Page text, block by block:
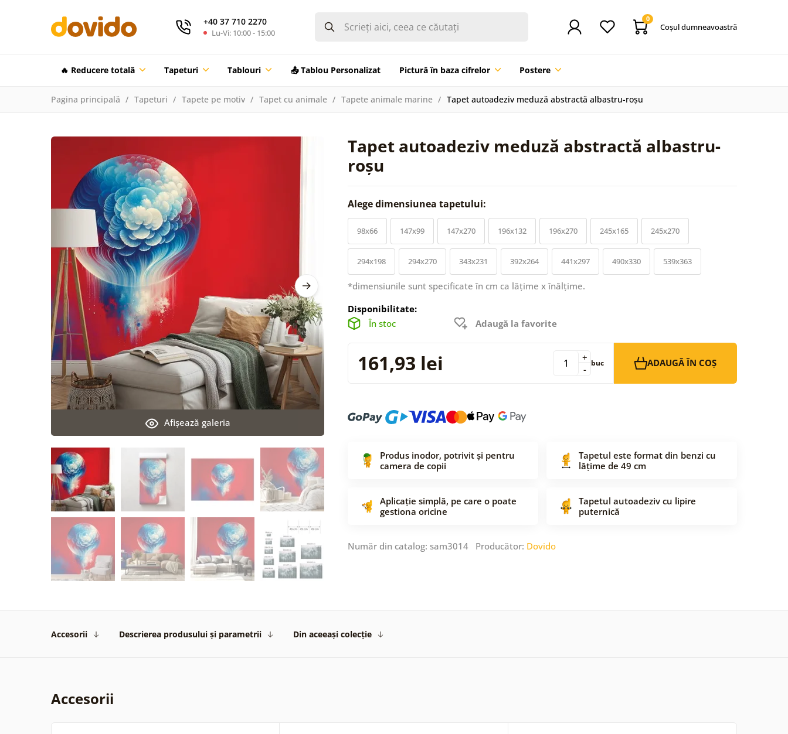
+40 37 710 2270
Lu-Vi: 10:00 - 15:00
0
Coşul dumneavoastră
🔥 Reducere totalã Tapeturi Tablouri 📤 Tablou Personalizat Pictură în baza cifrelor Postere
Pagina principală Tapeturi Tapete pe motiv Tapet cu animale Tapete animale marine Tapet autoadeziv meduză abstractă albastru-roșu
Tapet autoadeziv meduză abstractă albastru-
roșu
Afişează galeria
Alege dimensiunea tapetului:
98x66 147x99 147x270 196x132 196x270 245x165 245x270
294x198 294x270 343x231 392x264 441x297 490x330 539x363
*dimensiunile sunt specificate în cm ca lățime x înălțime.
Disponibilitate:
În stoc
Adaugă la favorite
161,93 lei -
+ buc ADAUGĂ ÎN COȘ
Produs inodor, potrivit și pentru
camera de copii
Tapetul este format din benzi cu
lățime de 49 cm
Aplicație simplă, pe care o poate
gestiona oricine
Tapetul autoadeziv cu lipire
puternică
Număr din catalog: sam3014 Producător: Dovido
Accesorii Descrierea produsului și parametrii Din aceeași colecție
Accesorii